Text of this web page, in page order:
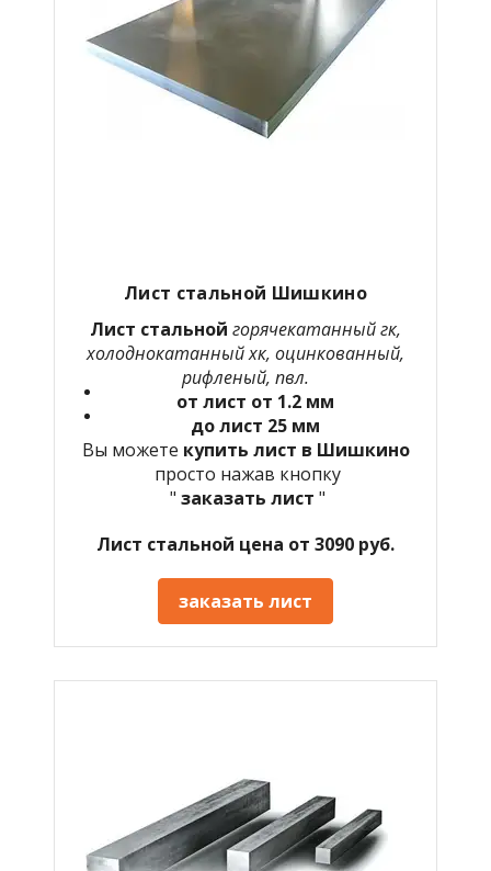
Лист стальной Шишкино
Лист стальной горячекатанный гк,
холоднокатанный хк, оцинкованный,
рифленый, пвл.
от лист от 1.2 мм
до лист 25 мм
Вы можете купить лист в Шишкино
просто нажав кнопку
" заказать лист "
Лист стальной цена от 3090 руб.
заказать лист